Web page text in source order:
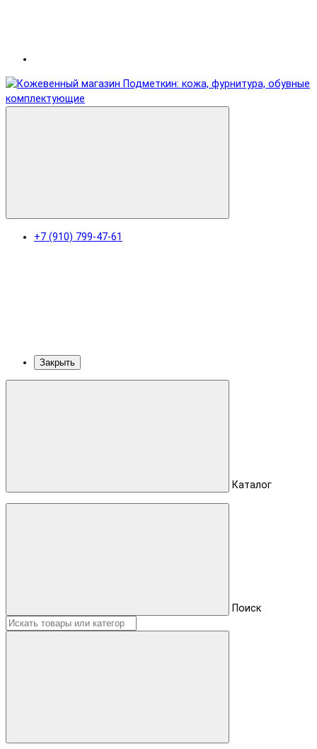
+7 (910) 799-47-61
Закрыть
Каталог
Поиск